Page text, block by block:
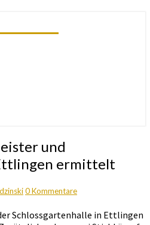
und
ermittelt
Kommentare
0 Kommentare
Schlossgartenhalle in Ettlingen